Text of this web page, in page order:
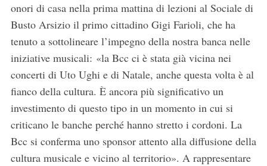
onori di casa nella prima mattina di lezioni al Sociale di
Busto Arsizio il primo cittadino Gigi Farioli, che ha
tenuto a sottolineare l’impegno della nostra banca nelle
iniziative musicali: «la Bcc ci è stata già vicina nei
concerti di Uto Ughi e di Natale, anche questa volta è al
fianco della cultura. È ancora più significativo un
investimento di questo tipo in un momento in cui si
criticano le banche perché hanno stretto i cordoni. La
Bcc si conferma uno sponsor attento alla diffusione della
cultura musicale e vicino al territorio». A rappresentare